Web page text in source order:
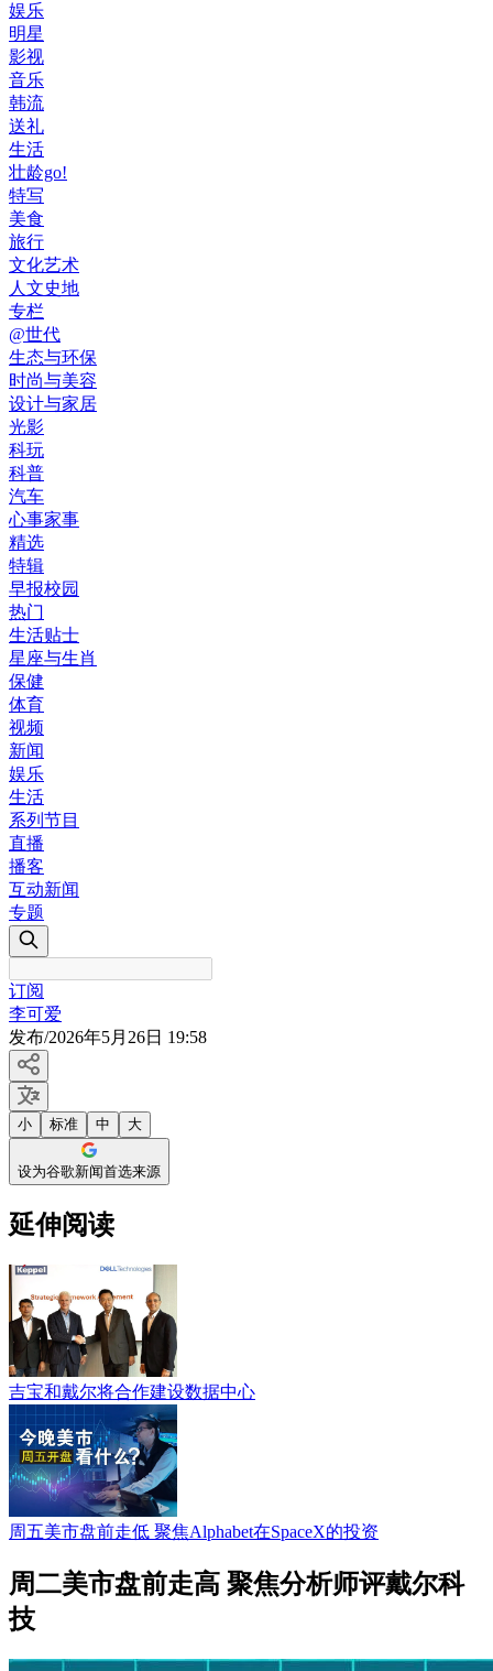
娱乐
明星
影视
音乐
韩流
送礼
生活
壮龄go!
特写
美食
旅行
文化艺术
人文史地
专栏
@世代
生态与环保
时尚与美容
设计与家居
光影
科玩
科普
汽车
心事家事
精选
特辑
早报校园
热门
生活贴士
星座与生肖
保健
体育
视频
新闻
娱乐
生活
系列节目
直播
播客
互动新闻
专题
订阅
李可爱
发布/2026年5月26日 19:58
小 标准 中 大
设为谷歌新闻首选来源
延伸阅读
吉宝和戴尔将合作建设数据中心
周五美市盘前走低 聚焦Alphabet在SpaceX的投资
周二美市盘前走高 聚焦分析师评戴尔科
技